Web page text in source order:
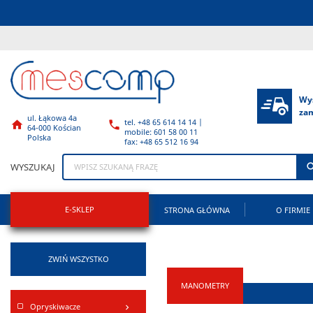

ul. Łąkowa 4a
64-000 Kościan
Polska
 tel. +48 65 614 14 14 |
mobile: 601 58 00 11
fax: +48 65 512 16 94
WYSZUKAJ
E-SKLEP STRONA GŁÓWNA O FIRMIE
ZWIŃ WSZYSTKO
Opryskiwacze keyboard_arrow_right
MANOMETRY